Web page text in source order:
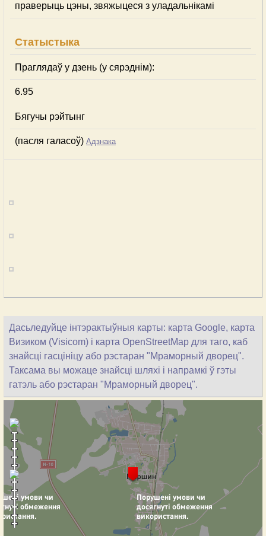
праверыць цэны, звяжыцеся з уладальнікамі
Статыстыка
Праглядаў у дзень (у сярэднім):
6.95
Бягучы рэйтынг
(пасля галасоў) Адзнака
Дасьледуйце інтэрактыўныя карты: карта Google, карта
Визиком (Visicom) і карта OpenStreetMap для таго, каб
знайсці гасцініцу або рэстаран "Мраморный дворец".
Таксама вы можаце знайсці шляхі і напрамкі ў гэты
гатэль або рэстаран "Мраморный дворец".